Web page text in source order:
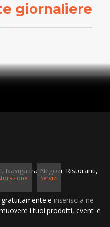
Servizi
giornaliere
Naviga tra Negozi, Ristoranti,
e inseriscila nel
i tuoi prodotti, eventi e